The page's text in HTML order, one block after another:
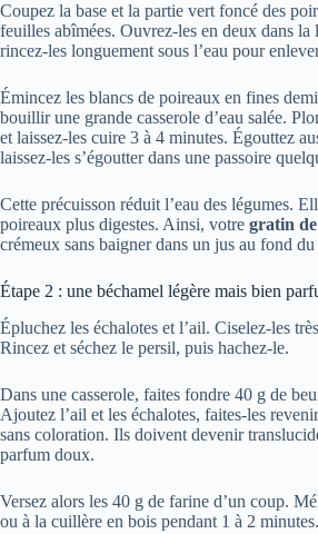
Coupez la base et la partie vert foncé des
feuilles abîmées. Ouvrez-les en deux dans la
rincez-les longuement sous l’eau pour
Émincez les blancs de poireaux en fines
bouillir une grande casserole d’eau salée.
et laissez-les cuire 3 à 4 minutes. Égouttez
laissez-les s’égoutter dans une passoire
Cette précuisson réduit l’eau des légumes.
poireaux plus digestes. Ainsi, votre gratin
crémeux sans baigner dans un jus au fond du
Étape 2 : une béchamel légère mais bien
Épluchez les échalotes et l’ail. Ciselez-les
Rincez et séchez le persil, puis hachez-le.
Dans une casserole, faites fondre 40 g de
Ajoutez l’ail et les échalotes, faites-les
sans coloration. Ils doivent devenir
parfum doux.
Versez alors les 40 g de farine d’un coup.
ou à la cuillère en bois pendant 1 à 2